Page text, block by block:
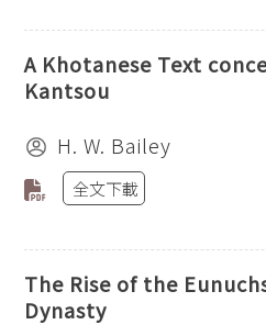
A Khotanese Text
Kantsou
H. W. Bailey
全文下載
The Rise of the
Dynasty